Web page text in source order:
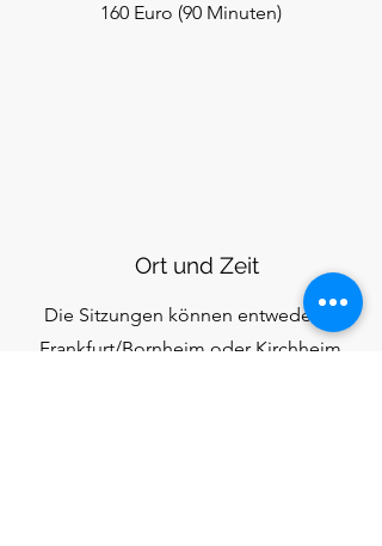
160 Euro (90 Minuten)
Ort und Zeit
Die Sitzungen können entweder in
Frankfurt/Bornheim oder Kirchheim